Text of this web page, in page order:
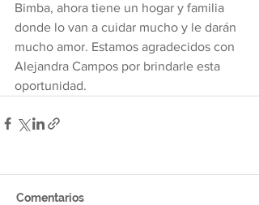
Bimba, ahora tiene un hogar y familia
donde lo van a cuidar mucho y le darán
mucho amor. Estamos agradecidos con
Alejandra Campos por brindarle esta
oportunidad.
Comentarios